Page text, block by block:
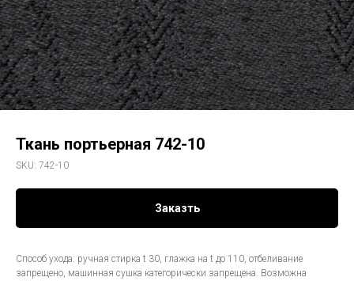
Ткань портьерная 742-10
SKU: 742-10
Заказть
Способ ухода: ручная стирка t 30, глажка на t до 110, отбеливание
запрещено, машинная сушка категорически запрещена. Возможна